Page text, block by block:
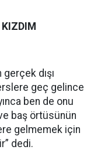
KIZDIM
gerçek dışı
geç gelince
ben de onu
baş örtüsünün
gelmemek için
dedi.